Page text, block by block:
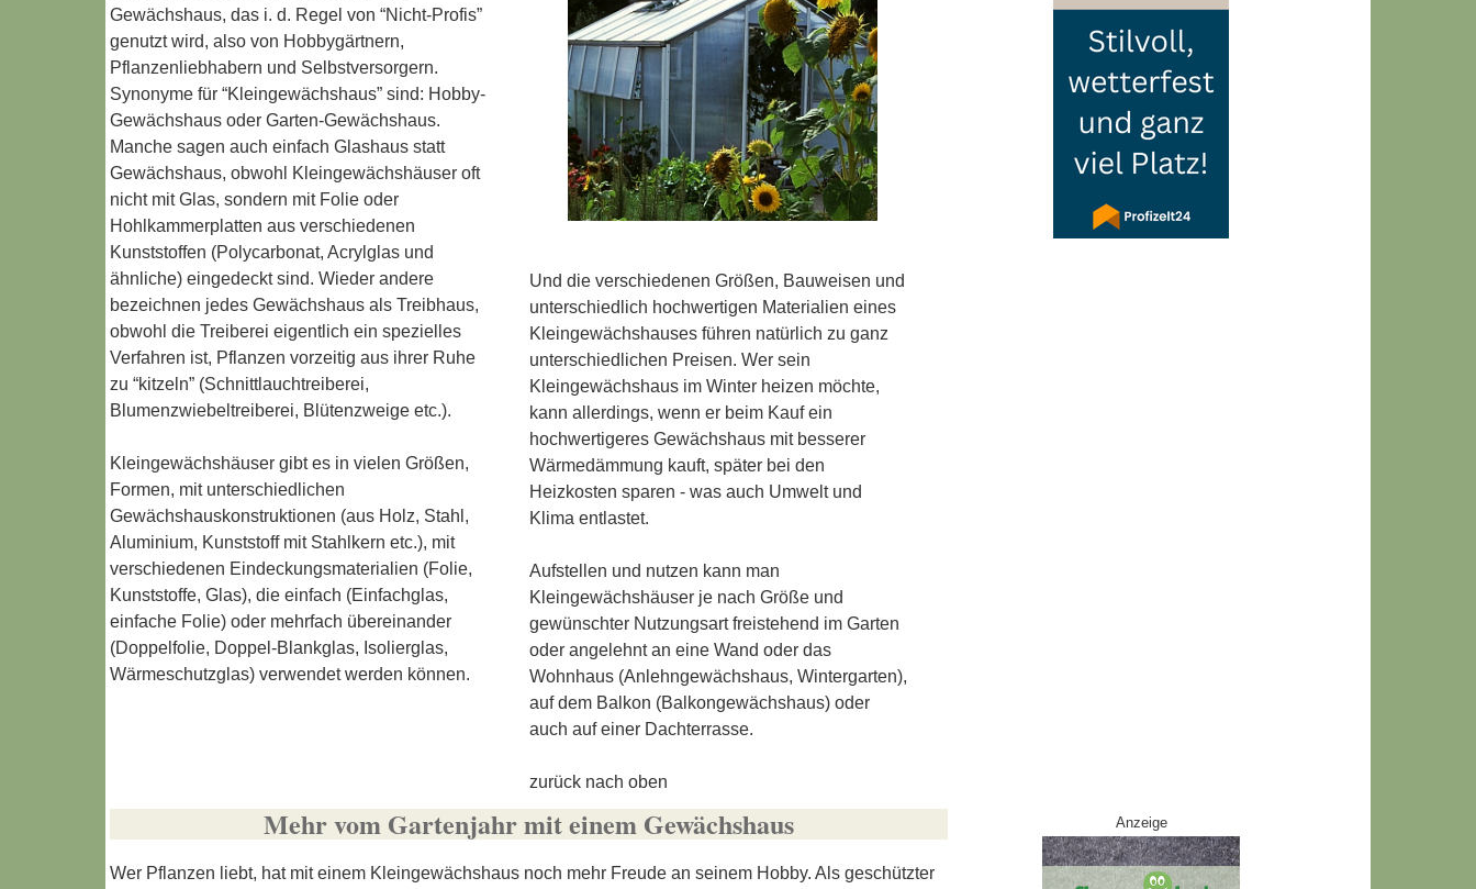
Gewächshaus, das i. d. Regel von “Nicht-Profis”
genutzt wird, also von Hobbygärtnern,
Pflanzenliebhabern und Selbstversorgern.
Synonyme für “Kleingewächshaus” sind: Hobby-
Gewächshaus oder Garten-Gewächshaus.
Manche sagen auch einfach Glashaus statt
Gewächshaus, obwohl Kleingewächshäuser oft
nicht mit Glas, sondern mit Folie oder
Hohlkammerplatten aus verschiedenen
Kunststoffen (Polycarbonat, Acrylglas und
ähnliche) eingedeckt sind. Wieder andere
bezeichnen jedes Gewächshaus als Treibhaus,
obwohl die Treiberei eigentlich ein spezielles
Verfahren ist, Pflanzen vorzeitig aus ihrer Ruhe
zu “kitzeln” (Schnittlauchtreiberei,
Blumenzwiebeltreiberei, Blütenzweige etc.).
Kleingewächshäuser gibt es in vielen Größen,
Formen, mit unterschiedlichen
Gewächshauskonstruktionen (aus Holz, Stahl,
Aluminium, Kunststoff mit Stahlkern etc.), mit
verschiedenen Eindeckungsmaterialien (Folie,
Kunststoffe, Glas), die einfach (Einfachglas,
einfache Folie) oder mehrfach übereinander
(Doppelfolie, Doppel-Blankglas, Isolierglas,
Wärmeschutzglas) verwendet werden können.
Und die verschiedenen Größen, Bauweisen und
unterschiedlich hochwertigen Materialien eines
Kleingewächshauses führen natürlich zu ganz
unterschiedlichen Preisen. Wer sein
Kleingewächshaus im Winter heizen möchte,
kann allerdings, wenn er beim Kauf ein
hochwertigeres Gewächshaus mit besserer
Wärmedämmung kauft, später bei den
Heizkosten sparen - was auch Umwelt und
Klima entlastet.
Aufstellen und nutzen kann man
Kleingewächshäuser je nach Größe und
gewünschter Nutzungsart freistehend im Garten
oder angelehnt an eine Wand oder das
Wohnhaus (Anlehngewächshaus, Wintergarten),
auf dem Balkon (Balkongewächshaus) oder
auch auf einer Dachterrasse.
zurück nach oben
Mehr vom Gartenjahr mit einem Gewächshaus
Wer Pflanzen liebt, hat mit einem Kleingewächshaus noch mehr Freude an seinem Hobby. Als geschützter
Anzeige